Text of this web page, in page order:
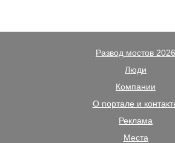
Развод мостов 2026
Люди
Компании
О портале и
Реклама
Места